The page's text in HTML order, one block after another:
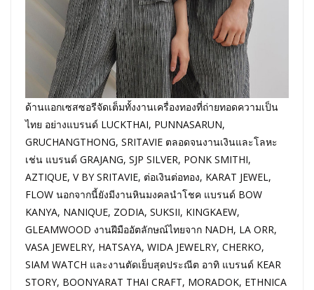
ด้านแอกเซสซอรีจัดเต็มทั้งงานเครื่องทองที่ถ่ายทอดความเป็น
ไทย อย่างแบรนด์ LUCKTHAI, PUNNASARUN,
GRUCHANGTHONG, SRITAVIE ตลอดจนงานเงินและโลหะ
เช่น แบรนด์ GRAJANG, SJP SILVER, PONK SMITHI,
AZTIQUE, V BY SRITAVIE, ต่อเงินต่อทอง, KARAT JEWEL,
FLOW นอกจากนี้ยังมีงานหินมงคลนำโชค แบรนด์ BOW
KANYA, NANIQUE, ZODIA, SUKSII, KINGKAEW,
GLEAMWOOD งานฝีมืออัตลักษณ์ไทยจาก NADH, LA ORR,
VASA JEWELRY, HATSAYA, WIDA JEWELRY, CHERKO,
SIAM WATCH และงานตัดเย็บสุดประณีต อาทิ แบรนด์ KEAR
STORY, BOONYARAT THAI CRAFT, MORADOK, ETHNICA